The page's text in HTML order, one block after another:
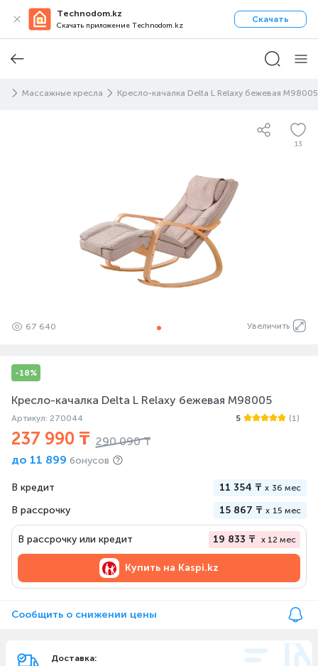
Technodom.kz
Скачать приложение Technodom.kz
Скачать
Массажные кресла Кресло-качалка Delta L Relaxy бежевая M98005
13
Увеличить
67 640
-18%
Кресло-качалка Delta L Relaxy бежевая M98005
Артикул: 270044 5 (1)
237 990 ₸ 290 090 ₸
до 11 899 бонусов
В кредит 11 354 ₸ x 36 мес
В рассрочку 15 867 ₸ x 15 мес
В рассрочку или кредит 19 833 ₸ x 12 мес
Купить на Kaspi.kz
Сообщить о снижении цены
Доставка: